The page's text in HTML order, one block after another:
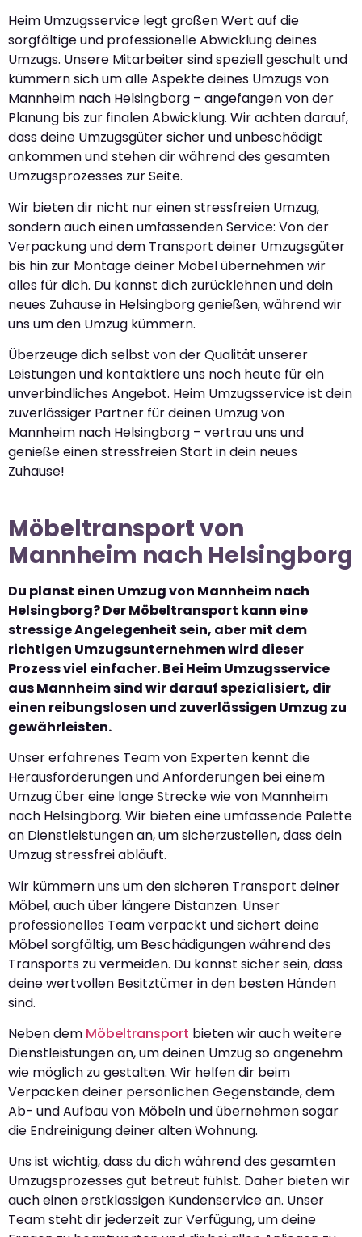
Heim Umzugsservice legt großen Wert auf die
sorgfältige und professionelle Abwicklung deines
Umzugs. Unsere Mitarbeiter sind speziell geschult und
kümmern sich um alle Aspekte deines Umzugs von
Mannheim nach Helsingborg – angefangen von der
Planung bis zur finalen Abwicklung. Wir achten darauf,
dass deine Umzugsgüter sicher und unbeschädigt
ankommen und stehen dir während des gesamten
Umzugsprozesses zur Seite.
Wir bieten dir nicht nur einen stressfreien Umzug,
sondern auch einen umfassenden Service: Von der
Verpackung und dem Transport deiner Umzugsgüter
bis hin zur Montage deiner Möbel übernehmen wir
alles für dich. Du kannst dich zurücklehnen und dein
neues Zuhause in Helsingborg genießen, während wir
uns um den Umzug kümmern.
Überzeuge dich selbst von der Qualität unserer
Leistungen und kontaktiere uns noch heute für ein
unverbindliches Angebot. Heim Umzugsservice ist dein
zuverlässiger Partner für deinen Umzug von
Mannheim nach Helsingborg – vertrau uns und
genieße einen stressfreien Start in dein neues
Zuhause!
Möbeltransport von
Mannheim nach Helsingborg
Du planst einen Umzug von Mannheim nach
Helsingborg? Der Möbeltransport kann eine
stressige Angelegenheit sein, aber mit dem
richtigen Umzugsunternehmen wird dieser
Prozess viel einfacher. Bei Heim Umzugsservice
aus Mannheim sind wir darauf spezialisiert, dir
einen reibungslosen und zuverlässigen Umzug zu
gewährleisten.
Unser erfahrenes Team von Experten kennt die
Herausforderungen und Anforderungen bei einem
Umzug über eine lange Strecke wie von Mannheim
nach Helsingborg. Wir bieten eine umfassende Palette
an Dienstleistungen an, um sicherzustellen, dass dein
Umzug stressfrei abläuft.
Wir kümmern uns um den sicheren Transport deiner
Möbel, auch über längere Distanzen. Unser
professionelles Team verpackt und sichert deine
Möbel sorgfältig, um Beschädigungen während des
Transports zu vermeiden. Du kannst sicher sein, dass
deine wertvollen Besitztümer in den besten Händen
sind.
Neben dem Möbeltransport bieten wir auch weitere
Dienstleistungen an, um deinen Umzug so angenehm
wie möglich zu gestalten. Wir helfen dir beim
Verpacken deiner persönlichen Gegenstände, dem
Ab- und Aufbau von Möbeln und übernehmen sogar
die Endreinigung deiner alten Wohnung.
Uns ist wichtig, dass du dich während des gesamten
Umzugsprozesses gut betreut fühlst. Daher bieten wir
auch einen erstklassigen Kundenservice an. Unser
Team steht dir jederzeit zur Verfügung, um deine